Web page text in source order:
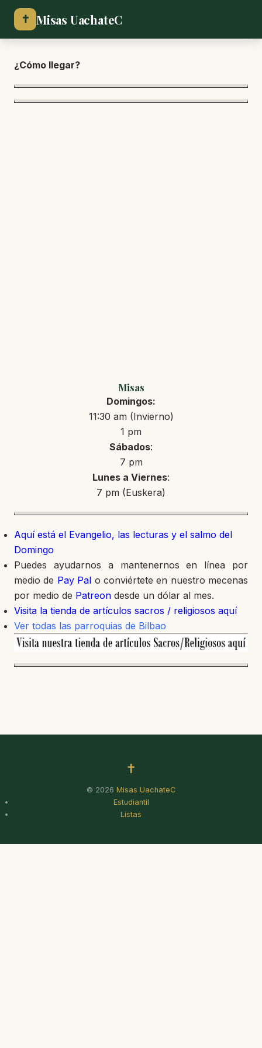
✝ Misas UachateC
¿Cómo llegar?
Misas
Domingos:
11:30 am (Invierno)
1 pm
Sábados:
7 pm
Lunes a Viernes:
7 pm (Euskera)
Aquí está el Evangelio, las lecturas y el salmo del
Domingo
Puedes ayudarnos a mantenernos en línea por
medio de Pay Pal o conviértete en nuestro mecenas
por medio de Patreon desde un dólar al mes.
Visita la tienda de artículos sacros / religiosos aquí
Ver todas las parroquias de Bilbao
✝
© 2026 Misas UachateC
Estudiantil
Listas